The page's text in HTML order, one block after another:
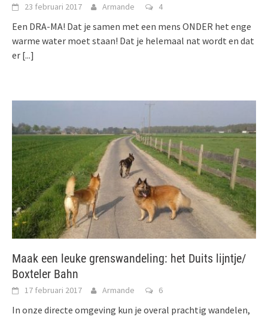
23 februari 2017 Armande 4
Een DRA-MA! Dat je samen met een mens ONDER het enge
warme water moet staan! Dat je helemaal nat wordt en dat
er [...]
Maak een leuke grenswandeling: het Duits lijntje/
Boxteler Bahn
17 februari 2017 Armande 6
In onze directe omgeving kun je overal prachtig wandelen,